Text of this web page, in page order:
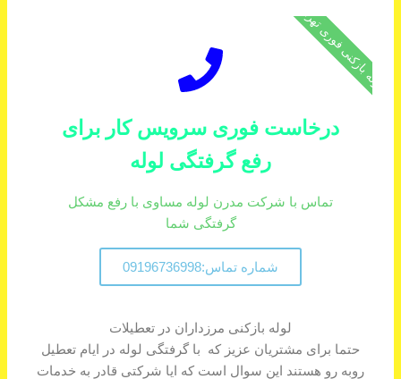
درخاست فوری سرویس کار برای
رفع گرفتگی لوله
تماس با شرکت مدرن لوله مساوی با رفع مشکل
گرفتگی شما
شماره تماس:09196736998
لوله بازکنی فوری تهران
لوله بازکنی مرزداران در تعطیلات
حتما برای مشتریان عزیز که با گرفتگی لوله در ایام تعطیل
روبه رو هستند این سوال است که ایا شرکتی قادر به خدمات